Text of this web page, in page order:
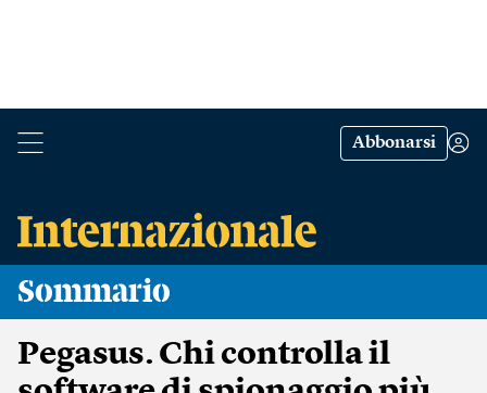
Abbonarsi
Sommario
Pegasus. Chi controlla il